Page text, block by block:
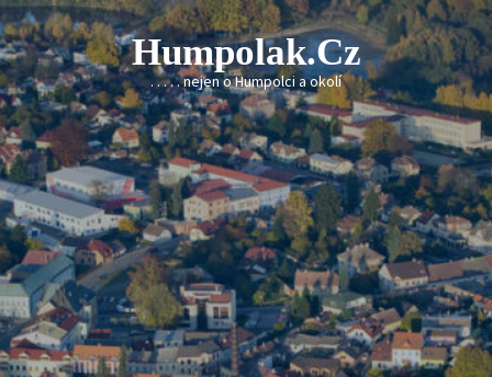
Skip
to
content
Humpolak.cz
. . . . . nejen o Humpolci a okolí